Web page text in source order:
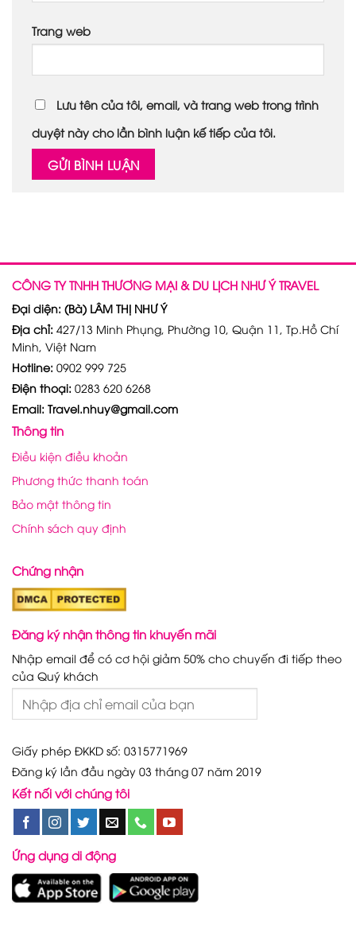
Trang web
Lưu tên của tôi, email, và trang web trong trình
duyệt này cho lần bình luận kế tiếp của tôi.
CÔNG TY TNHH THƯƠNG MẠI & DU LỊCH NHƯ Ý TRAVEL
Đại diện: (Bà) LÂM THỊ NHƯ Ý
Địa chỉ: 427/13 Minh Phụng, Phường 10, Quận 11, Tp.Hồ Chí
Minh, Việt Nam
Hotline: 0902 999 725
Điện thoại: 0283 620 6268
Email: Travel.nhuy@gmail.com
Thông tin
Điều kiện điều khoản
Phương thức thanh toán
Bảo mật thông tin
Chính sách quy định
Chứng nhận
Đăng ký nhận thông tin khuyến mãi
Nhập email để có cơ hội giảm 50% cho chuyến đi tiếp theo
của Quý khách
Giấy phép ĐKKD số: 0315771969
Đăng ký lần đầu ngày 03 tháng 07 năm 2019
Kết nối với chúng tôi
Ứng dụng di động